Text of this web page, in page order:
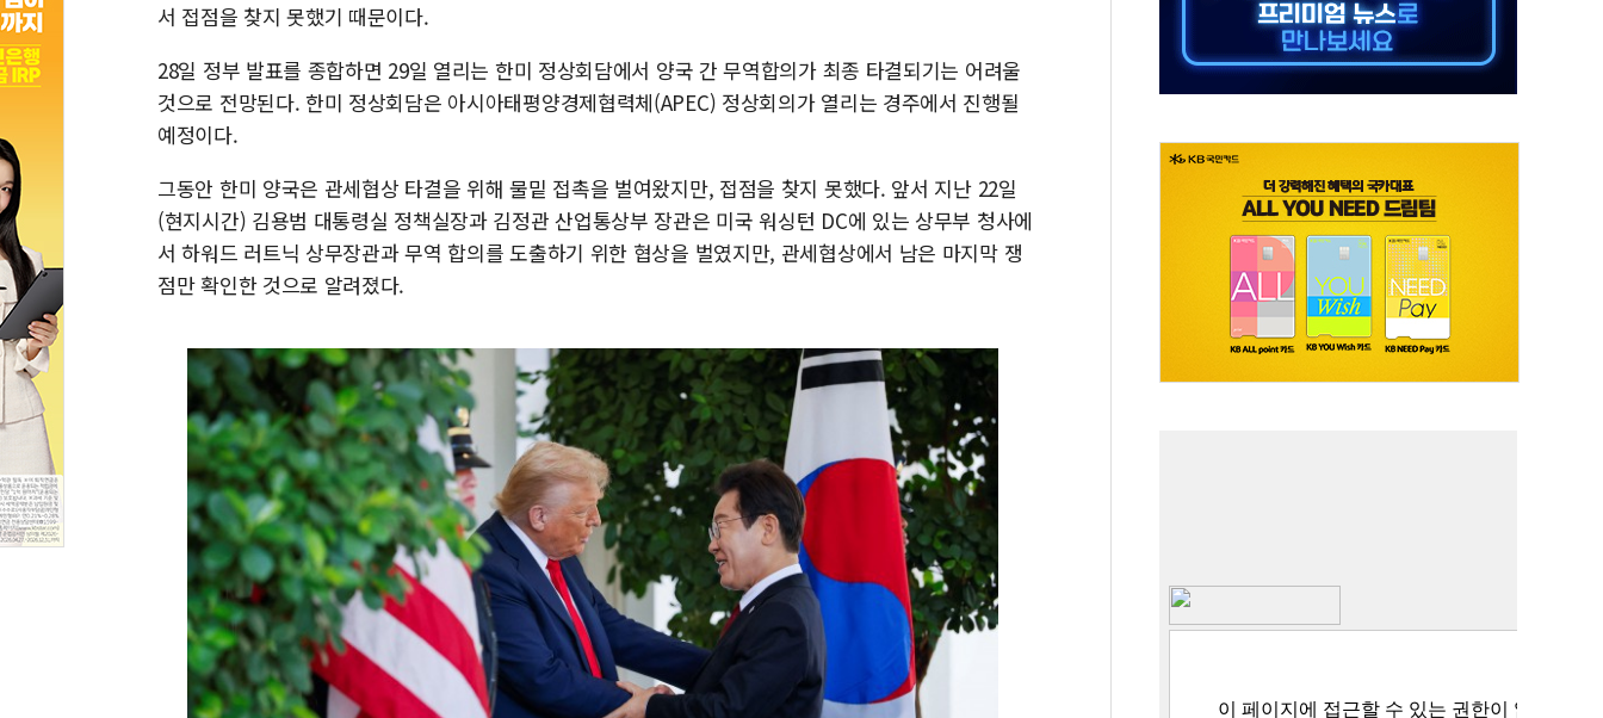
서 접점을 찾지 못했기 때문이다.
28일 정부 발표를 종합하면 29일 열리는 한미 정상회담에서 양국 간 무역합의가 최종 타결되기는 어려울
것으로 전망된다. 한미 정상회담은 아시아태평양경제협력체(APEC) 정상회의가 열리는 경주에서 진행될
예정이다.
그동안 한미 양국은 관세협상 타결을 위해 물밑 접촉을 벌여왔지만, 접점을 찾지 못했다. 앞서 지난 22일
(현지시간) 김용범 대통령실 정책실장과 김정관 산업통상부 장관은 미국 워싱턴 DC에 있는 상무부 청사에
서 하워드 러트닉 상무장관과 무역 합의를 도출하기 위한 협상을 벌였지만, 관세협상에서 남은 마지막 쟁
점만 확인한 것으로 알려졌다.